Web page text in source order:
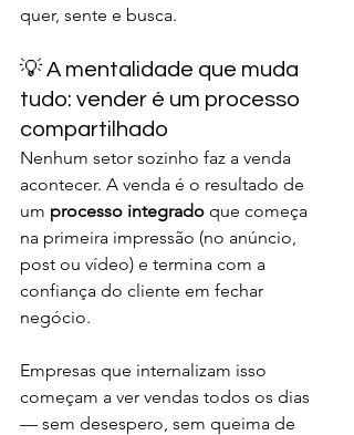
quer, sente e busca.
💡 A mentalidade que muda
tudo: vender é um processo
compartilhado
Nenhum setor sozinho faz a venda
acontecer. A venda é o resultado de
um processo integrado que começa
na primeira impressão (no anúncio,
post ou vídeo) e termina com a
confiança do cliente em fechar
negócio.
Empresas que internalizam isso
começam a ver vendas todos os dias
— sem desespero, sem queima de